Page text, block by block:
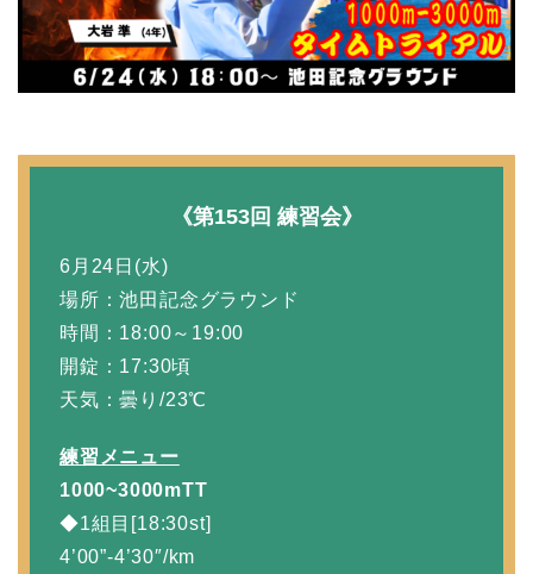
《第153回 練習会》
6月24日(水)
場所：池田記念グラウンド
時間：18:00～19:00
開錠：17:30頃
天気：曇り/23℃
練習メニュー
1000~3000mTT
◆1組目[18:30st]
4’00”-4’30″/km